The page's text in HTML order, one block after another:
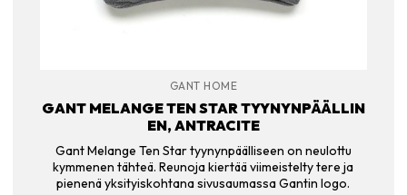
GANT HOME
GANT MELANGE TEN STAR TYYNYNPÄÄLLIN
EN, ANTRACITE
Gant Melange Ten Star tyynynpäälliseen on neulottu
kymmenen tähteä. Reunoja kiertää viimeistelty tere ja
pienenä yksityiskohtana sivusaumassa Gantin logo.